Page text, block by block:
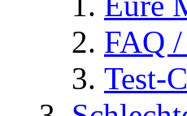
FAQ
Test-